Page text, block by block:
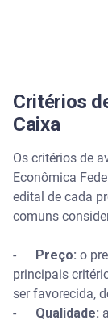
Critérios
Caixa
Os critérios de
Econômica
edital de cada
comuns
- Preço: o
principais
ser favorecida,
- Qualidade: